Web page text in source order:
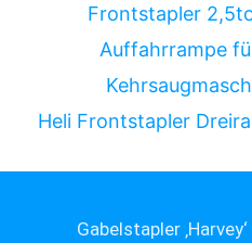
Frontstapler
Auffahrrampe
Heli Frontstapler
Gabelstapler